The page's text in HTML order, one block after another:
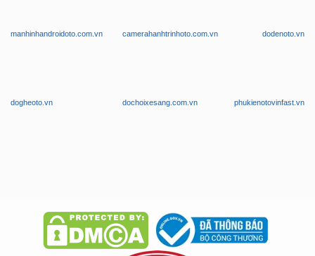
manhinhandroidoto.com.vn camerahanhtrinhoto.com.vn dodenoto.vn
dogheoto.vn dochoixesang.com.vn phukienotovinfast.vn